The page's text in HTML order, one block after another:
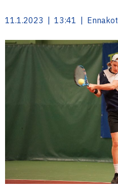
11.1.2023 | 13:41 | Ennakot